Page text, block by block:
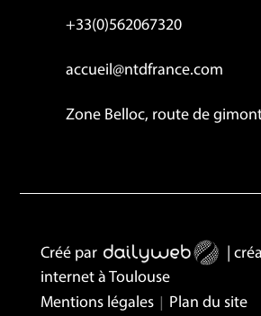
+33(0)562067320
accueil@ntdfrance.com
Zone Belloc, route de
Créé par
|
internet à Toulouse
Mentions légales| Plan du site